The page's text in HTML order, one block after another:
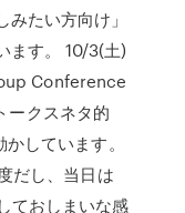
たい方向け」
ます。 10/3(土)
Conference
ークスネタ的
しています。
だし、当日は
ておしまいな感